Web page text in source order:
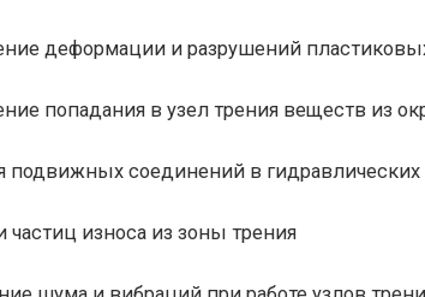
деформации и разрушений
попадания в узел трения веществ из
подвижных соединений в гидравлических
частиц износа из зоны трения